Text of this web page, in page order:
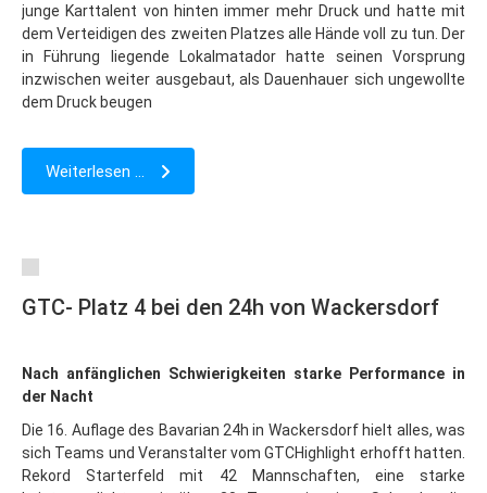
junge Karttalent von hinten immer mehr Druck und hatte mit
dem Verteidigen des zweiten Platzes alle Hände voll zu tun. Der
in Führung liegende Lokalmatador hatte seinen Vorsprung
inzwischen weiter ausgebaut, als Dauenhauer sich ungewollte
dem Druck beugen
Weiterlesen ...
GTC- Platz 4 bei den 24h von Wackersdorf
Nach anfänglichen Schwierigkeiten starke Performance in
der Nacht
Die 16. Auflage des Bavarian 24h in Wackersdorf hielt alles, was
sich Teams und Veranstalter vom GTCHighlight erhofft hatten.
Rekord Starterfeld mit 42 Mannschaften, eine starke